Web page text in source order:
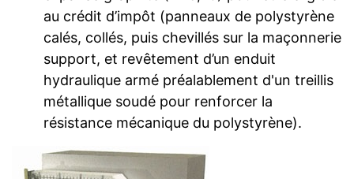
au crédit d’impôt (panneaux de polystyrène
calés, collés, puis chevillés sur la maçonnerie
support, et revêtement d’un enduit
hydraulique armé préalablement d'un treillis
métallique soudé pour renforcer la
résistance mécanique du polystyrène).